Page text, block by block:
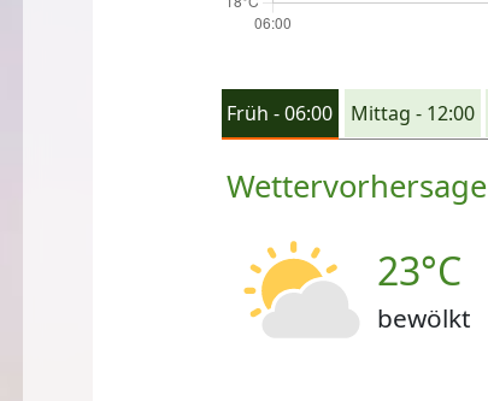
Früh - 06:00 Mittag - 12:00
Wettervorhersage
23°C
bewölkt